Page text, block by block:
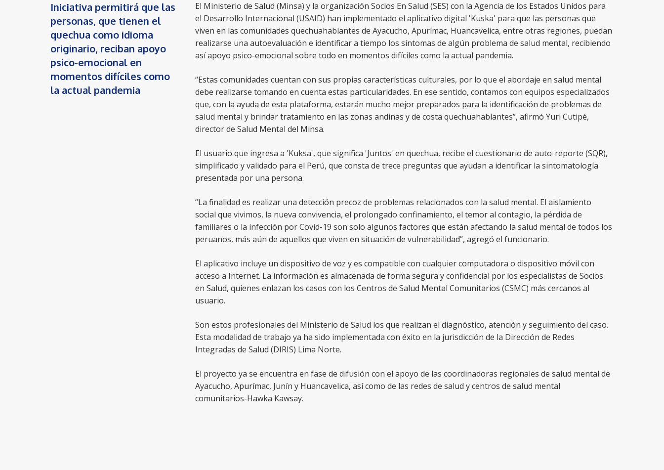
El Ministerio de Salud (Minsa) y la organización Socios En Salud (SES) con la Agencia de los Estados Unidos para
el Desarrollo Internacional (USAID) han implementado el aplicativo digital 'Kuska' para que las personas que
viven en las comunidades quechuahablantes de Ayacucho, Apurímac, Huancavelica, entre otras regiones, puedan
realizarse una autoevaluación e identificar a tiempo los síntomas de algún problema de salud mental, recibiendo
así apoyo psico-emocional sobre todo en momentos difíciles como la actual pandemia.
“Estas comunidades cuentan con sus propias características culturales, por lo que el abordaje en salud mental
debe realizarse tomando en cuenta estas particularidades. En ese sentido, contamos con equipos especializados
que, con la ayuda de esta plataforma, estarán mucho mejor preparados para la identificación de problemas de
salud mental y brindar tratamiento en las zonas andinas y de costa quechuahablantes”, afirmó Yuri Cutipé,
director de Salud Mental del Minsa.
El usuario que ingresa a 'Kuksa', que significa 'Juntos' en quechua, recibe el cuestionario de auto-reporte (SQR),
simplificado y validado para el Perú, que consta de trece preguntas que ayudan a identificar la sintomatología
presentada por una persona.
“La finalidad es realizar una detección precoz de problemas relacionados con la salud mental. El aislamiento
social que vivimos, la nueva convivencia, el prolongado confinamiento, el temor al contagio, la pérdida de
familiares o la infección por Covid-19 son solo algunos factores que están afectando la salud mental de todos los
peruanos, más aún de aquellos que viven en situación de vulnerabilidad”, agregó el funcionario.
El aplicativo incluye un dispositivo de voz y es compatible con cualquier computadora o dispositivo móvil con
acceso a Internet. La información es almacenada de forma segura y confidencial por los especialistas de Socios
en Salud, quienes enlazan los casos con los Centros de Salud Mental Comunitarios (CSMC) más cercanos al
usuario.
Son estos profesionales del Ministerio de Salud los que realizan el diagnóstico, atención y seguimiento del caso.
Esta modalidad de trabajo ya ha sido implementada con éxito en la jurisdicción de la Dirección de Redes
Integradas de Salud (DIRIS) Lima Norte.
El proyecto ya se encuentra en fase de difusión con el apoyo de las coordinadoras regionales de salud mental de
Ayacucho, Apurímac, Junín y Huancavelica, así como de las redes de salud y centros de salud mental
comunitarios-Hawka Kawsay.
Iniciativa permitirá que las
personas, que tienen el
quechua como idioma
originario, reciban apoyo
psico-emocional en
momentos difíciles como
la actual pandemia